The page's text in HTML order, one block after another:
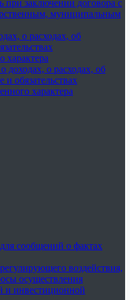
при заключении договора с
муниципальным
о расходах, об
характера
доходах, о расходах, об
и обязательствах
характера
сообщений о фактах
воздействия,
осуществления
и инвестиционной